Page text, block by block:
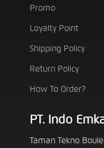
Promo
Loyalty Point
Shipping Policy
Return Policy
How To Order?
PT. Indo
Taman Tekno